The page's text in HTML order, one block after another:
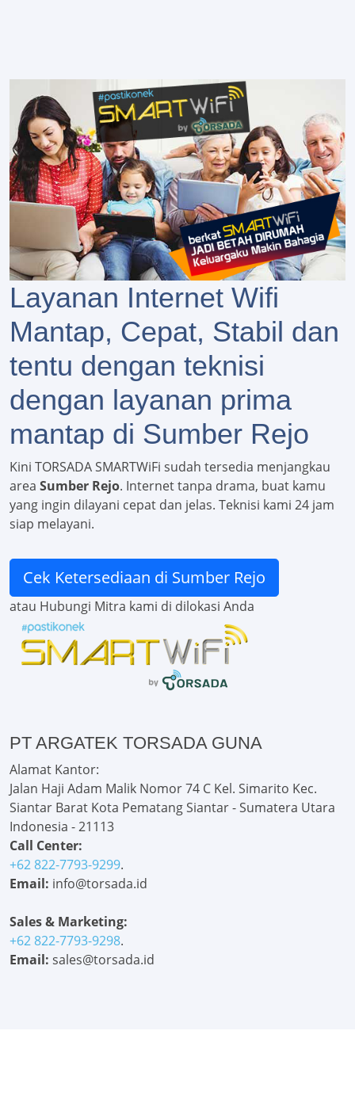
Layanan Internet Wifi
Mantap, Cepat, Stabil dan
tentu dengan teknisi
dengan layanan prima
mantap di Sumber Rejo
Kini TORSADA SMARTWiFi sudah tersedia menjangkau
area Sumber Rejo. Internet tanpa drama, buat kamu
yang ingin dilayani cepat dan jelas. Teknisi kami 24 jam
siap melayani.
Cek Ketersediaan di Sumber Rejo
atau Hubungi Mitra kami di dilokasi Anda
PT ARGATEK TORSADA GUNA
Alamat Kantor:
Jalan Haji Adam Malik Nomor 74 C Kel. Simarito Kec.
Siantar Barat Kota Pematang Siantar - Sumatera Utara
Indonesia - 21113
Call Center:
+62 822-7793-9299.
Email: info@torsada.id
Sales & Marketing:
+62 822-7793-9298.
Email: sales@torsada.id